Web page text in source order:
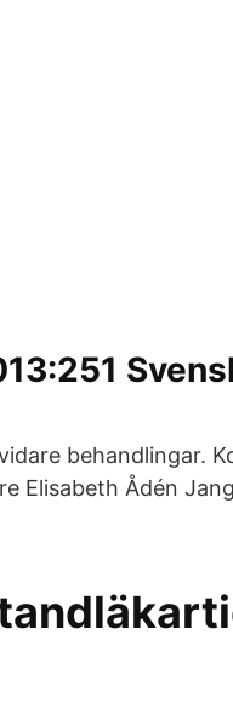
behandlingar.
Elisabeth Ådén